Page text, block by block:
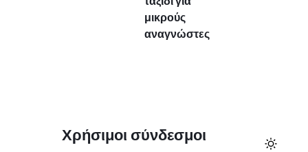
μικρούς
αναγνώστες
Χρήσιμοι σύνδεσμοι